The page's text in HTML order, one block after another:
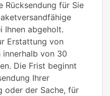
Rücksendung für Sie
Ihnen abgeholt.
Erstattung von
innerhalb von 30
Die Frist beginnt
Ihrer
oder der Sache, für